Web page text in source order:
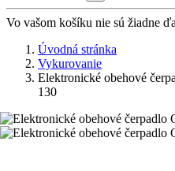
Vo vašom košíku nie sú žiadne
Úvodná stránka
Vykurovanie
Elektronické obehové
130